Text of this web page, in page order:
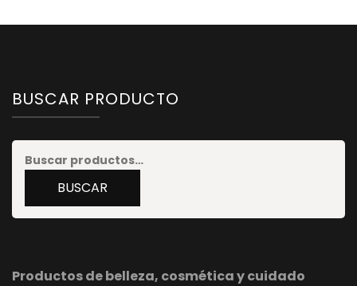
BUSCAR PRODUCTO
BUSCAR
Productos de belleza, cosmética y cuidado